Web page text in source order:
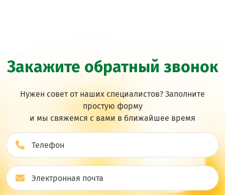
Закажите обратный звонок
Нужен совет от наших специалистов? Заполните
простую форму
и мы свяжемся с вами в ближайшее врeмя